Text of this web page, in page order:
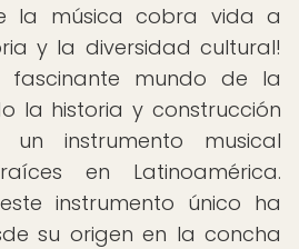
la música cobra vida a
y la diversidad cultural!
fascinante mundo de la
la historia y construcción
instrumento musical
en Latinoamérica.
instrumento único ha
su origen en la concha